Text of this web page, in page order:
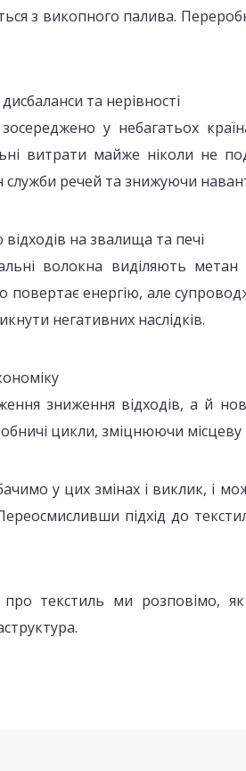
з викопного палива.
та нерівності
у небагатьох
витрати майже ніколи не
речей та знижуючи
на звалища та печі
волокна виділяють
повертає енергію, але
негативних наслідків.
зниження відходів, а й
цикли, зміцнюючи
у цих змінах і виклик, і
підхід до
текстиль ми розповімо,